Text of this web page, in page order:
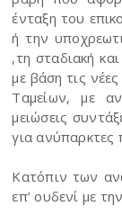
ένταξη του
ή την
,τη σταδιακή
με βάση τις
Ταμείων, με
μειώσεις
για ανύπαρκτες
Κατόπιν των
επ’ ουδενί με